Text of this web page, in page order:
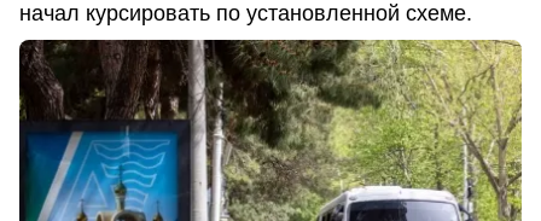
начал курсировать по установленной схеме.